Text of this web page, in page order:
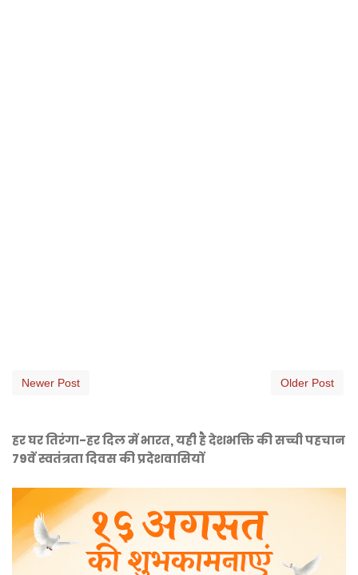
Newer Post Older Post
हर घर तिरंगा-हर दिल में भारत, यही है देशभक्ति की सच्ची पहचान
79वें स्वतंत्रता दिवस की प्रदेशवासियों